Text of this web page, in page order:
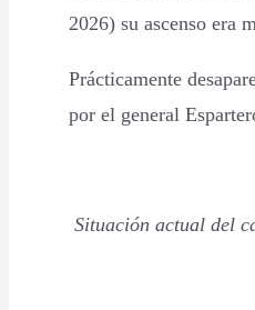
2026) su ascenso era
Prácticamente
por el general
Situación actual del